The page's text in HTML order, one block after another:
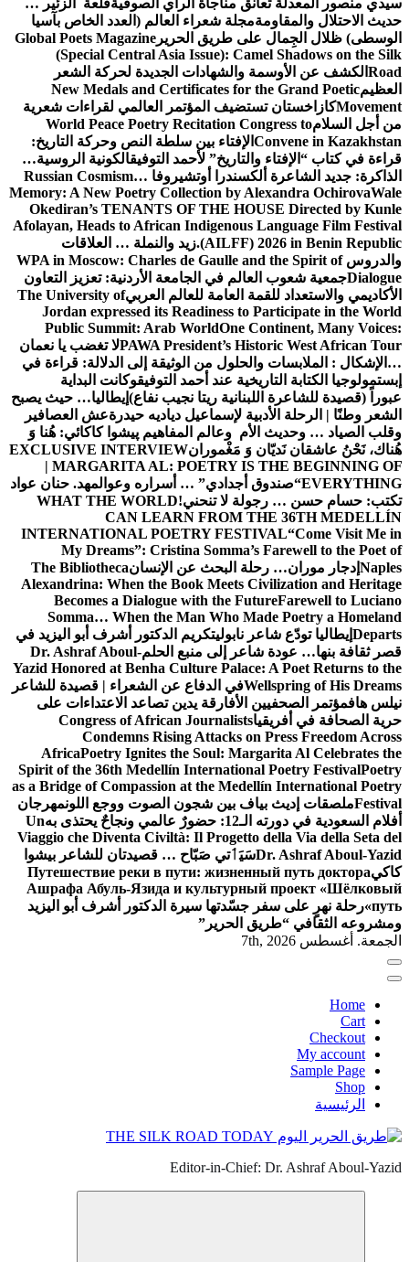
سيدي منصور المعدلة تعانق مناجاة الراي الصوفيةقلعة الزئير …
حديث الاحتلال والمقاومةمجلة شعراء العالم (العدد الخاص بآسيا
الوسطى) ظلال الجِمال على طريق الحرير Global Poets Magazine
(Special Central Asia Issue): Camel Shadows on the Silk
Road الكشف عن الأوسمة والشهادات الجديدة لحركة الشعر
العظيمNew Medals and Certificates for the Grand Poetic
Movementكازاخستان تستضيف المؤتمر العالمي لقراءات شعرية
من أجل السلامWorld Peace Poetry Recitation Congress to
Convene in Kazakhstan الإفتاء بين سلطة النص وحركة التاريخ:
قراءة في كتاب “الإفتاء والتاريخ” لأحمد التوفيقالكونية الروسية…
الذاكرة: جديد الشاعرة ألكسندرا أوتشيروفا Russian Cosmism…
Memory: A New Poetry Collection by Alexandra OchirovaWale
Okediran’s TENANTS OF THE HOUSE Directed by Kunle
Afolayan, Heads to African Indigenous Language Film Festival
(AILFF) 2026 in Benin Republic. زيد والنملة … العلاقات
والدروسWPA in Moscow: Charles de Gaulle and the Spirit of
Dialogueجمعية شعوب العالم في الجامعة الأردنية: تعزيز التعاون
الأكاديمي والاستعداد للقمة العامة للعالم العربيThe University of
Jordan expressed its Readiness to Participate in the World
Public Summit: Arab WorldOne Continent, Many Voices:
PAWA President’s Historic West African Tourلا تغضب يا نعمان
…الإشكال : الملابسات والحلول من الوثيقة إلى الدلالة: قراءة في
إبستمولوجيا الكتابة التاريخية عند أحمد التوفيقوكانت البداية
عبوراً (قصيدة للشاعرة اللبنانية ريتا نجيب نفاع) إيطاليا… حيث يصبح
الشعر وطنًا | الرحلة الأدبية لإسماعيل دياديه حيدرةعش العصافير
وقلب الصياد … وحديث الأم وعالم المفاهيم پیشوا کاکائي: هُنا وَ
هُناك، نَحْنُ عاشقان نَديّان وَ مَغْمورانEXCLUSIVE INTERVIEW
| MARGARITA AL: POETRY IS THE BEGINNING OF
EVERYTHING“صندوق أجدادي” … أسراره وعوالمهد. حنان عواد
تكتب: حسام حسن … رجولة لا تنحني!WHAT THE WORLD
CAN LEARN FROM THE 36TH MEDELLÍN
INTERNATIONAL POETRY FESTIVAL“Come Visit Me in
My Dreams”: Cristina Somma’s Farewell to the Poet of
Naples إدجار موران… رحلة البحث عن الإنسانThe Bibliotheca
Alexandrina: When the Book Meets Civilization and Heritage
Becomes a Dialogue with the FutureFarewell to Luciano
Somma… When the Man Who Made Poetry a Homeland
Departs إيطاليا تودّع شاعر نابوليتكريم الدكتور أشرف أبو اليزيد في
قصر ثقافة بنها… عودة شاعر إلى منبع الحلمDr. Ashraf Aboul-
Yazid Honored at Benha Culture Palace: A Poet Returns to the
Wellspring of His Dreamsفي الدفاع عن الشعراء | قصيدة للشاعر
نيلس هافمؤتمر الصحفيين الأفارقة يدين تصاعد الاعتداءات على
حرية الصحافة في أفريقياCongress of African Journalists
Condemns Rising Attacks on Press Freedom Across
AfricaPoetry Ignites the Soul: Margarita Al Celebrates the
Spirit of the 36th Medellín International Poetry FestivalPoetry
as a Bridge of Compassion at the Medellín International Poetry
Festivalملصقات إديث بياف بين شجون الصوت ووجع اللونمهرجان
أفلام السعودية في دورته الـ12: حضورٌ عالمي ونجاحٌ يحتذى به
Un
Viaggio che Diventa Civiltà: Il Progetto della Via della Seta del
Dr. Ashraf Aboul-Yazidسَيَٲتي صَبّاح … قصيدتان للشاعر بيشوا
كاكيПутешествие реки в пути: жизненный путь доктора
Ашрафа Абуль-Язида и культурный проект «Шёлковый
путь» رحلة نهرٍ على سفر جسّدتها سيرة الدكتور أشرف أبو اليزيد
ومشروعه الثقافي “طريق الحرير”
الجمعة. أغسطس 7th, 2026
Home
Cart
Checkout
My account
Sample Page
Shop
الرئيسية
Editor-in-Chief: Dr. Ashraf Aboul-Yazid